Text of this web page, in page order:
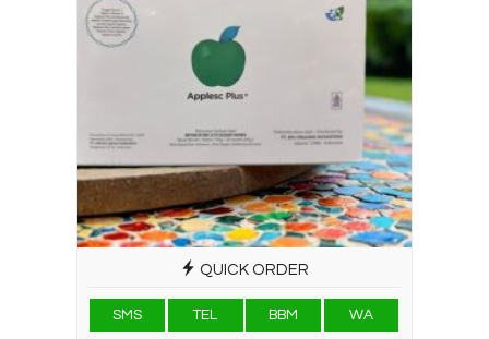
QUICK ORDER
SMS TEL BBM WA